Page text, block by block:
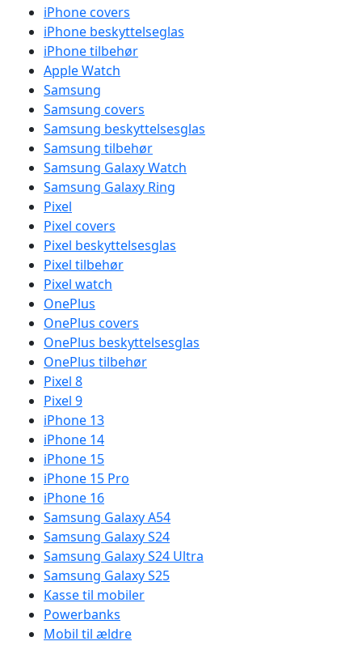
iPhone covers
iPhone beskyttelseglas
iPhone tilbehør
Apple Watch
Samsung
Samsung covers
Samsung beskyttelsesglas
Samsung tilbehør
Samsung Galaxy Watch
Samsung Galaxy Ring
Pixel
Pixel covers
Pixel beskyttelsesglas
Pixel tilbehør
Pixel watch
OnePlus
OnePlus covers
OnePlus beskyttelsesglas
OnePlus tilbehør
Pixel 8
Pixel 9
iPhone 13
iPhone 14
iPhone 15
iPhone 15 Pro
iPhone 16
Samsung Galaxy A54
Samsung Galaxy S24
Samsung Galaxy S24 Ultra
Samsung Galaxy S25
Kasse til mobiler
Powerbanks
Mobil til ældre